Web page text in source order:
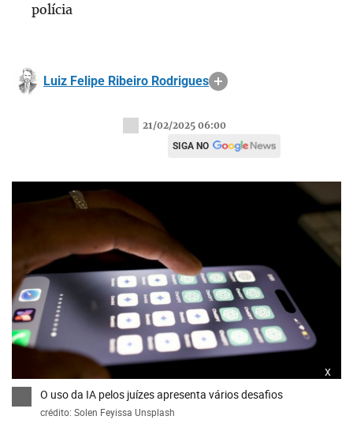
polícia
Luiz Felipe Ribeiro Rodrigues
21/02/2025 06:00
SIGA NO
x
O uso da IA pelos juízes apresenta vários desafios
crédito: Solen Feyissa Unsplash